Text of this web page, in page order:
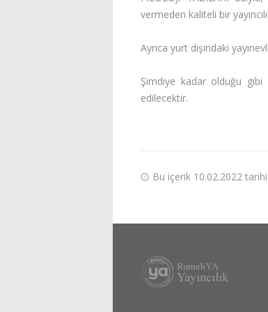
vermeden kaliteli bir
Ayrıca yurt dışındaki
Şimdiye kadar olduğu gibi
edilecektir.
Bu içerik 10.02.2022